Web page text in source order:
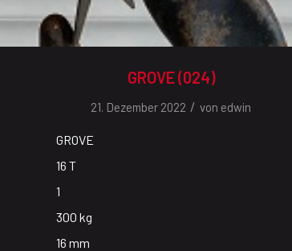
GROVE (024)
21. Dezember 2022 / von edwin
GROVE
16 T
1
300 kg
16 mm